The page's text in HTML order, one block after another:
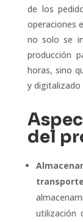
de los
operaciones
no solo se
producción
horas, sino
y digitalizado
del
utilización